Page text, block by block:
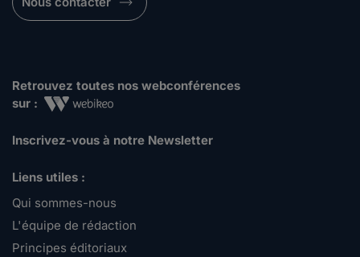
Retrouvez toutes nos webconférences
sur :
Inscrivez-vous à notre Newsletter
Liens utiles :
Qui sommes-nous
L'équipe de rédaction
Principes éditoriaux